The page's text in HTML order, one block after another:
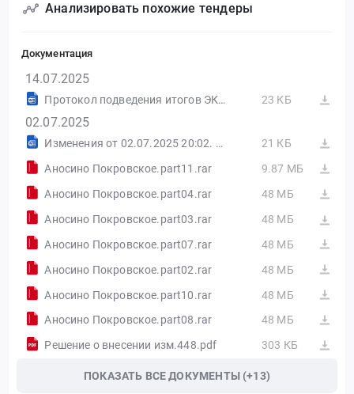
Анализировать похожие тендеры
Документация
14.07.2025
Протокол подведения итогов ЭКК 0148200005425000448 (1 рассматривалась, 1 соответствует требованиям) (системный).docx 23 КБ
02.07.2025
Изменения от 02.07.2025 20:02. РТС-Тендер
21 КБ
Аносино Покровское.part11.rar
9.87 МБ
Аносино Покровское.part04.rar
48 МБ
Аносино Покровское.part03.rar
48 МБ
Аносино Покровское.part07.rar
48 МБ
Аносино Покровское.part02.rar
48 МБ
Аносино Покровское.part10.rar
48 МБ
Аносино Покровское.part08.rar
48 МБ
Решение о внесении изм.448.pdf
303 КБ
ПОКАЗАТЬ ВСЕ ДОКУМЕНТЫ (+13)